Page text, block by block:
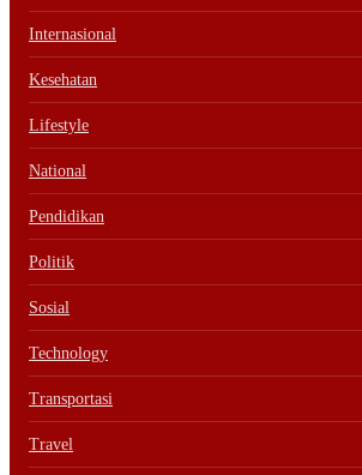
Internasional
Kesehatan
Lifestyle
National
Pendidikan
Politik
Sosial
Technology
Transportasi
Travel